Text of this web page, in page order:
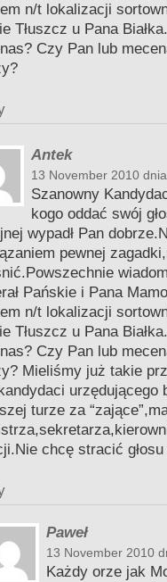
n/t lokalizacji
Tłuszcz u Pana
Czy Pan lub
Antek
13 November 2010
Szanowny
kogo oddać swój
wypadł Pan
pewnej
Pańskie i Pana
n/t lokalizacji
Tłuszcz u Pana
Czy Pan lub
Mieliśmy już takie
urzędującego
turze za
chcę stracić
Paweł
13 November 2010
Każdy orze jak